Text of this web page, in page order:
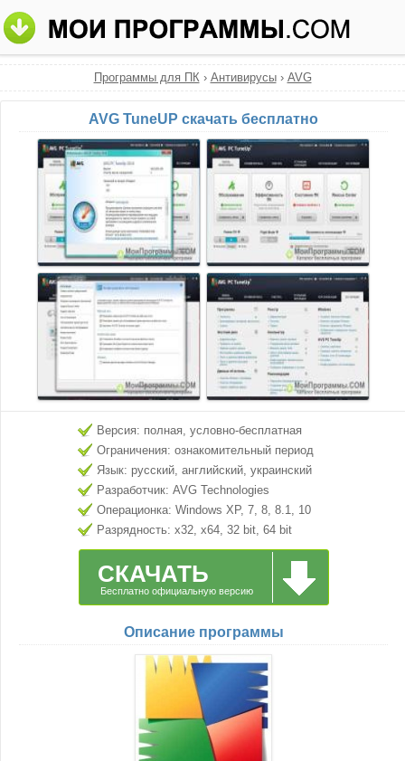
Программы для ПК› Антивирусы› AVG
AVG TuneUP скачать бесплатно
Версия: полная, условно-бесплатная
Ограничения: ознакомительный период
Язык: русский, английский, украинский
Разработчик: AVG Technologies
Операционка: Windows XP, 7, 8, 8.1, 10
Разрядность: x32, x64, 32 bit, 64 bit
СКАЧАТЬ
Бесплатно официальную версию
Описание программы